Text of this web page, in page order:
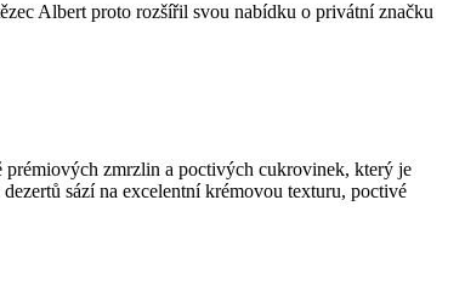
Albert proto rozšířil svou nabídku o privátní značku
zmrzlin a poctivých cukrovinek, který je
sází na excelentní krémovou texturu, poctivé